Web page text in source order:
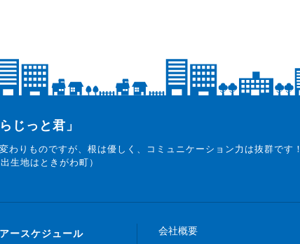
じっと君」
わりものですが、根は優しく、コミュニケーション力は抜群です！
生地はときがわ町）
ースケジュール 会社概要